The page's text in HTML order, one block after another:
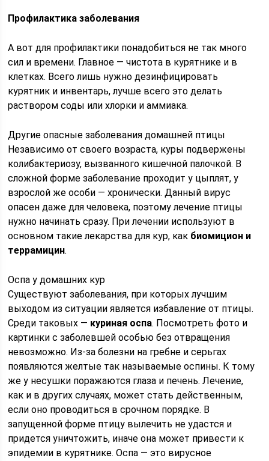
Профилактика заболевания
А вот для профилактики понадобиться не так много
сил и времени. Главное — чистота в курятнике и в
клетках. Всего лишь нужно дезинфицировать
курятник и инвентарь, лучше всего это делать
раствором соды или хлорки и аммиака.
Другие опасные заболевания домашней птицы
Независимо от своего возраста, куры подвержены
колибактериозу, вызванного кишечной палочкой. В
сложной форме заболевание проходит у цыплят, у
взрослой же особи — хронически. Данный вирус
опасен даже для человека, поэтому лечение птицы
нужно начинать сразу. При лечении используют в
основном такие лекарства для кур, как биомицион и
террамицин.
Оспа у домашних кур
Существуют заболевания, при которых лучшим
выходом из ситуации является избавление от птицы.
Среди таковых — куриная оспа. Посмотреть фото и
картинки с заболевшей особью без отвращения
невозможно. Из-за болезни на гребне и серьгах
появляются желтые так называемые оспины. К тому
же у несушки поражаются глаза и печень. Лечение,
как и в других случаях, может стать действенным,
если оно проводиться в срочном порядке. В
запущенной форме птицу вылечить не удастся и
придется уничтожить, иначе она может привести к
эпидемии в курятнике. Оспа — это вирусное